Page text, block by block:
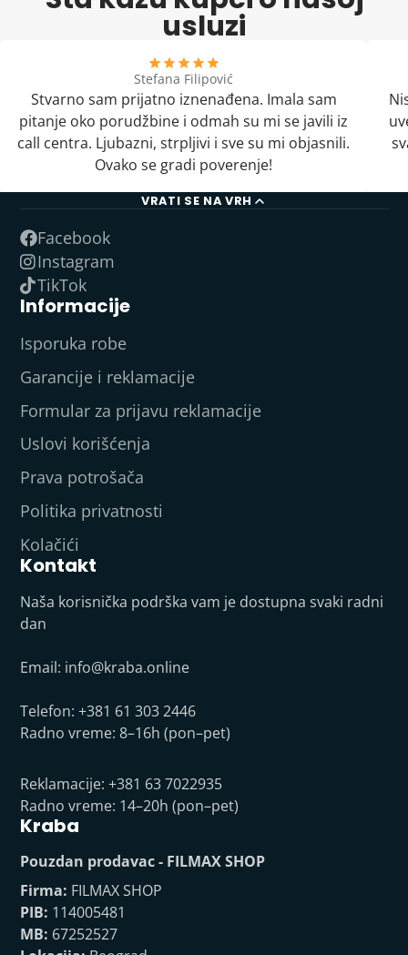
usluzi
Stefana Filipović
Stvarno sam prijatno iznenađena. Imala sam
pitanje oko porudžbine i odmah su mi se javili iz
call centra. Ljubazni, strpljivi i sve su mi objasnili.
Ovako se gradi poverenje!
VRATI SE NA VRH
Facebook
Instagram
TikTok
Informacije
Isporuka robe
Garancije i reklamacije
Formular za prijavu reklamacije
Uslovi korišćenja
Prava potrošača
Politika privatnosti
Kolačići
Kontakt
Naša korisnička podrška vam je dostupna svaki radni
dan
Email: info@kraba.online
Telefon: +381 61 303 2446
Radno vreme: 8–16h (pon–pet)
Reklamacije: +381 63 7022935
Radno vreme: 14–20h (pon–pet)
Kraba
Pouzdan prodavac - FILMAX SHOP
Firma: FILMAX SHOP
PIB: 114005481
MB: 67252527